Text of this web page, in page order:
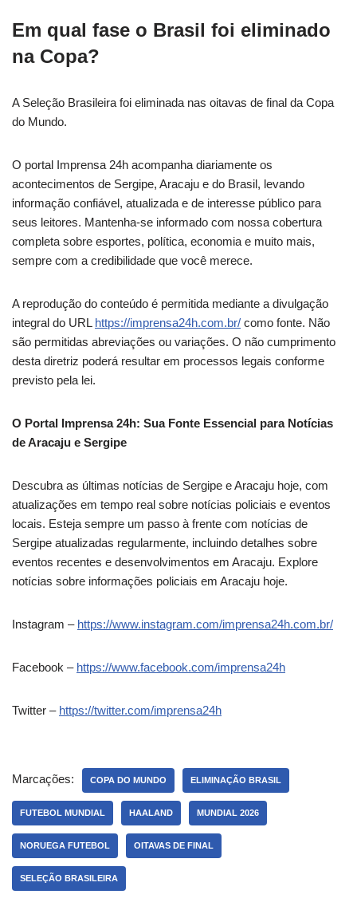
Em qual fase o Brasil foi eliminado
na Copa?
A Seleção Brasileira foi eliminada nas oitavas de final da Copa
do Mundo.
O portal Imprensa 24h acompanha diariamente os
acontecimentos de Sergipe, Aracaju e do Brasil, levando
informação confiável, atualizada e de interesse público para
seus leitores. Mantenha-se informado com nossa cobertura
completa sobre esportes, política, economia e muito mais,
sempre com a credibilidade que você merece.
A reprodução do conteúdo é permitida mediante a divulgação
integral do URL https://imprensa24h.com.br/ como fonte. Não
são permitidas abreviações ou variações. O não cumprimento
desta diretriz poderá resultar em processos legais conforme
previsto pela lei.
O Portal Imprensa 24h: Sua Fonte Essencial para Notícias
de Aracaju e Sergipe
Descubra as últimas notícias de Sergipe e Aracaju hoje, com
atualizações em tempo real sobre notícias policiais e eventos
locais. Esteja sempre um passo à frente com notícias de
Sergipe atualizadas regularmente, incluindo detalhes sobre
eventos recentes e desenvolvimentos em Aracaju. Explore
notícias sobre informações policiais em Aracaju hoje.
Instagram – https://www.instagram.com/imprensa24h.com.br/
Facebook – https://www.facebook.com/imprensa24h
Twitter – https://twitter.com/imprensa24h
Marcações: COPA DO MUNDO ELIMINAÇÃO BRASIL
FUTEBOL MUNDIAL HAALAND MUNDIAL 2026
NORUEGA FUTEBOL OITAVAS DE FINAL
SELEÇÃO BRASILEIRA